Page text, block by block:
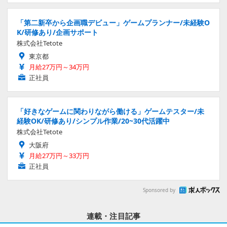
「第二新卒から企画職デビュー」ゲームプランナー/未経験O
K/研修あり/企画サポート
株式会社Tetote
東京都
月給27万円～34万円
正社員
「好きなゲームに関わりながら働ける」ゲームテスター/未
経験OK/研修あり/シンプル作業/20~30代活躍中
株式会社Tetote
大阪府
月給27万円～33万円
正社員
Sponsored by
連載・注目記事